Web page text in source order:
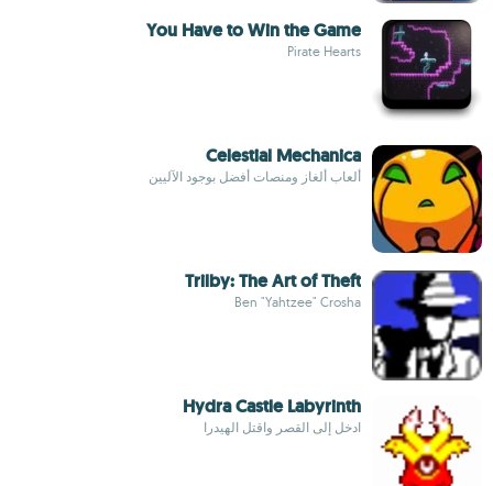
You Have to Win the Game
Pirate Hearts
Celestial Mechanica
ألعاب ألغاز ومنصات أفضل بوجود الآليين
Trilby: The Art of Theft
Ben "Yahtzee" Crosha
Hydra Castle Labyrinth
ادخل إلى القصر واقتل الهيدرا